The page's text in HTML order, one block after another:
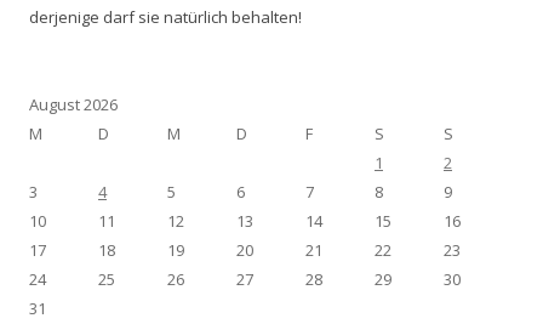
derjenige darf sie natürlich behalten!
August 2026
M
D M D F S
S
1
2
3
4 5 6 7 8
9
10
11 12 13 14 15
16
17
18 19 20 21 22
23
24
25 26 27 28 29
30
31